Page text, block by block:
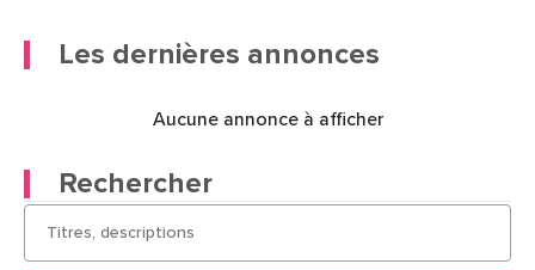
Les dernières annonces
Aucune annonce à afficher
Rechercher